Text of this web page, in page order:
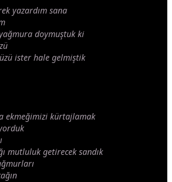
yazardım sana
a doymuştuk ki
ister hale gelmiştik
ekmeğimizi kürtajlamak
mutluluk getirecek sandık
ları